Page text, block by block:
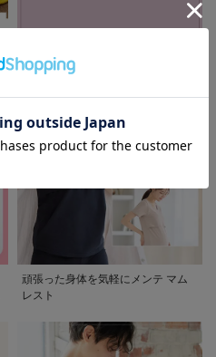
頑張った身体を気軽にメンテ マム
レスト